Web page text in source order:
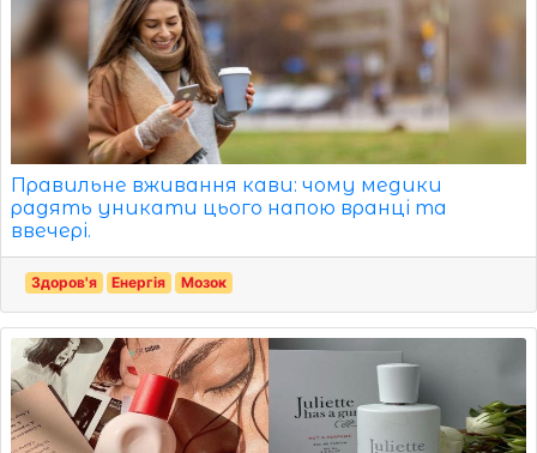
Правильне вживання кави: чому медики
радять уникати цього напою вранці та
ввечері.
Здоров'я Енергія Мозок